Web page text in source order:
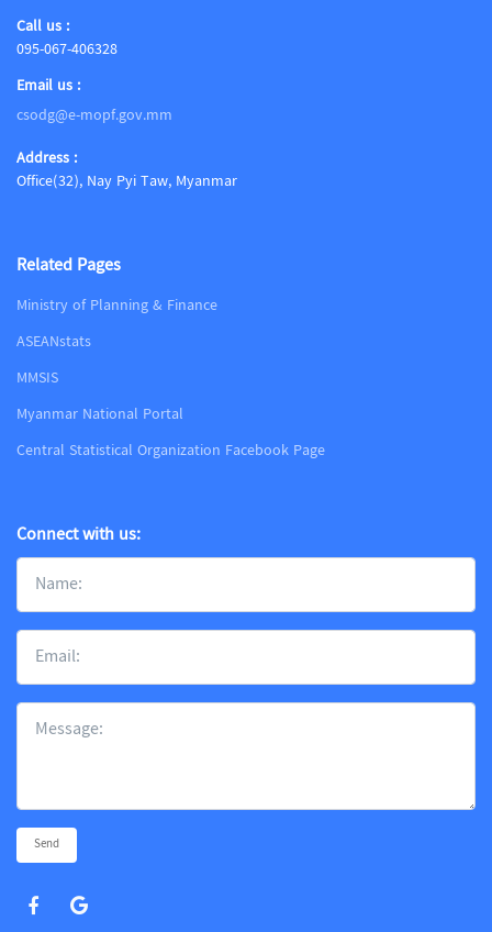
Call us :
095-067-406328
Email us :
csodg@e-mopf.gov.mm
Address :
Office(32), Nay Pyi Taw, Myanmar
Related Pages
Ministry of Planning & Finance
ASEANstats
MMSIS
Myanmar National Portal
Central Statistical Organization Facebook Page
Connect with us:
Send